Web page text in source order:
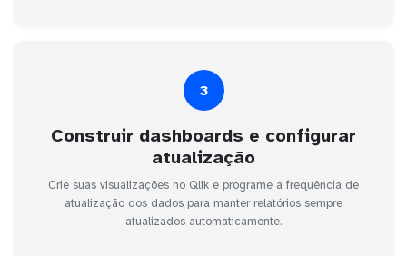
3
Construir dashboards e configurar
atualização
Crie suas visualizações no Qlik e programe a frequência de
atualização dos dados para manter relatórios sempre
atualizados automaticamente.